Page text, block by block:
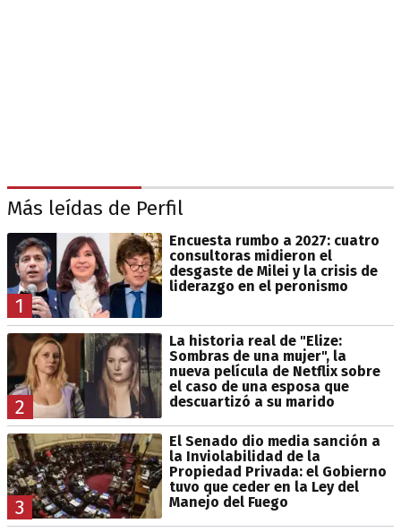
Más leídas de Perfil
1
Encuesta rumbo a 2027: cuatro
consultoras midieron el
desgaste de Milei y la crisis de
liderazgo en el peronismo
2
La historia real de "Elize:
Sombras de una mujer", la
nueva película de Netflix sobre
el caso de una esposa que
descuartizó a su marido
3
El Senado dio media sanción a
la Inviolabilidad de la
Propiedad Privada: el Gobierno
tuvo que ceder en la Ley del
Manejo del Fuego